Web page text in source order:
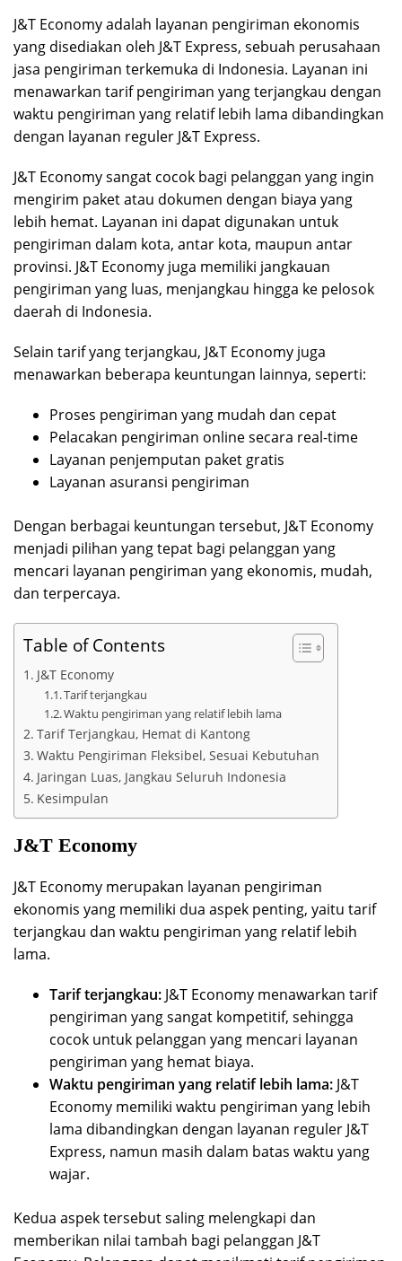
J&T Economy adalah layanan pengiriman ekonomis
yang disediakan oleh J&T Express, sebuah perusahaan
jasa pengiriman terkemuka di Indonesia. Layanan ini
menawarkan tarif pengiriman yang terjangkau dengan
waktu pengiriman yang relatif lebih lama dibandingkan
dengan layanan reguler J&T Express.
J&T Economy sangat cocok bagi pelanggan yang ingin
mengirim paket atau dokumen dengan biaya yang
lebih hemat. Layanan ini dapat digunakan untuk
pengiriman dalam kota, antar kota, maupun antar
provinsi. J&T Economy juga memiliki jangkauan
pengiriman yang luas, menjangkau hingga ke pelosok
daerah di Indonesia.
Selain tarif yang terjangkau, J&T Economy juga
menawarkan beberapa keuntungan lainnya, seperti:
Proses pengiriman yang mudah dan cepat
Pelacakan pengiriman online secara real-time
Layanan penjemputan paket gratis
Layanan asuransi pengiriman
Dengan berbagai keuntungan tersebut, J&T Economy
menjadi pilihan yang tepat bagi pelanggan yang
mencari layanan pengiriman yang ekonomis, mudah,
dan terpercaya.
Table of Contents
J&T Economy
Tarif terjangkau
Waktu pengiriman yang relatif lebih lama
Tarif Terjangkau, Hemat di Kantong
Waktu Pengiriman Fleksibel, Sesuai Kebutuhan
Jaringan Luas, Jangkau Seluruh Indonesia
Kesimpulan
J&T Economy
J&T Economy merupakan layanan pengiriman
ekonomis yang memiliki dua aspek penting, yaitu tarif
terjangkau dan waktu pengiriman yang relatif lebih
lama.
Tarif terjangkau: J&T Economy menawarkan tarif
pengiriman yang sangat kompetitif, sehingga
cocok untuk pelanggan yang mencari layanan
pengiriman yang hemat biaya.
Waktu pengiriman yang relatif lebih lama: J&T
Economy memiliki waktu pengiriman yang lebih
lama dibandingkan dengan layanan reguler J&T
Express, namun masih dalam batas waktu yang
wajar.
Kedua aspek tersebut saling melengkapi dan
memberikan nilai tambah bagi pelanggan J&T